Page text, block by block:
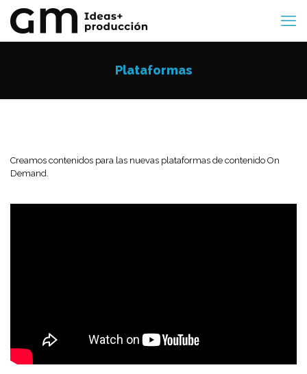
Plataformas
Creamos contenidos para las nuevas plataformas de contenido On
Demand.